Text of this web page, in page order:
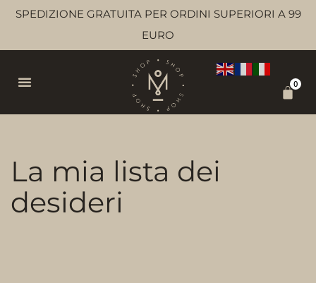
SPEDIZIONE GRATUITA PER ORDINI SUPERIORI A 99
EURO
0
La mia lista dei
desideri